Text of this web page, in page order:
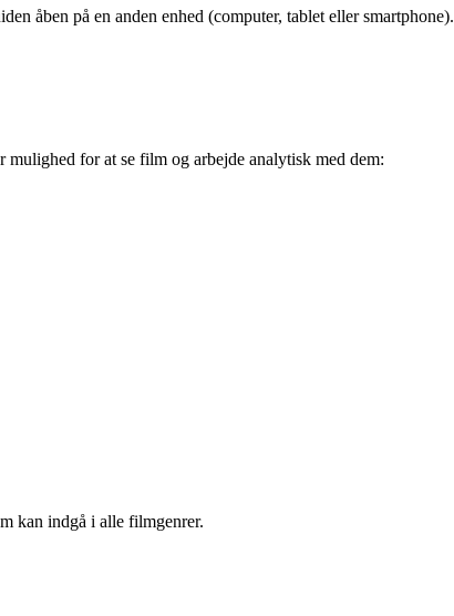
åben på en anden enhed (computer, tablet eller smartphone).
for at se film og arbejde analytisk med dem:
kan indgå i alle filmgenrer.